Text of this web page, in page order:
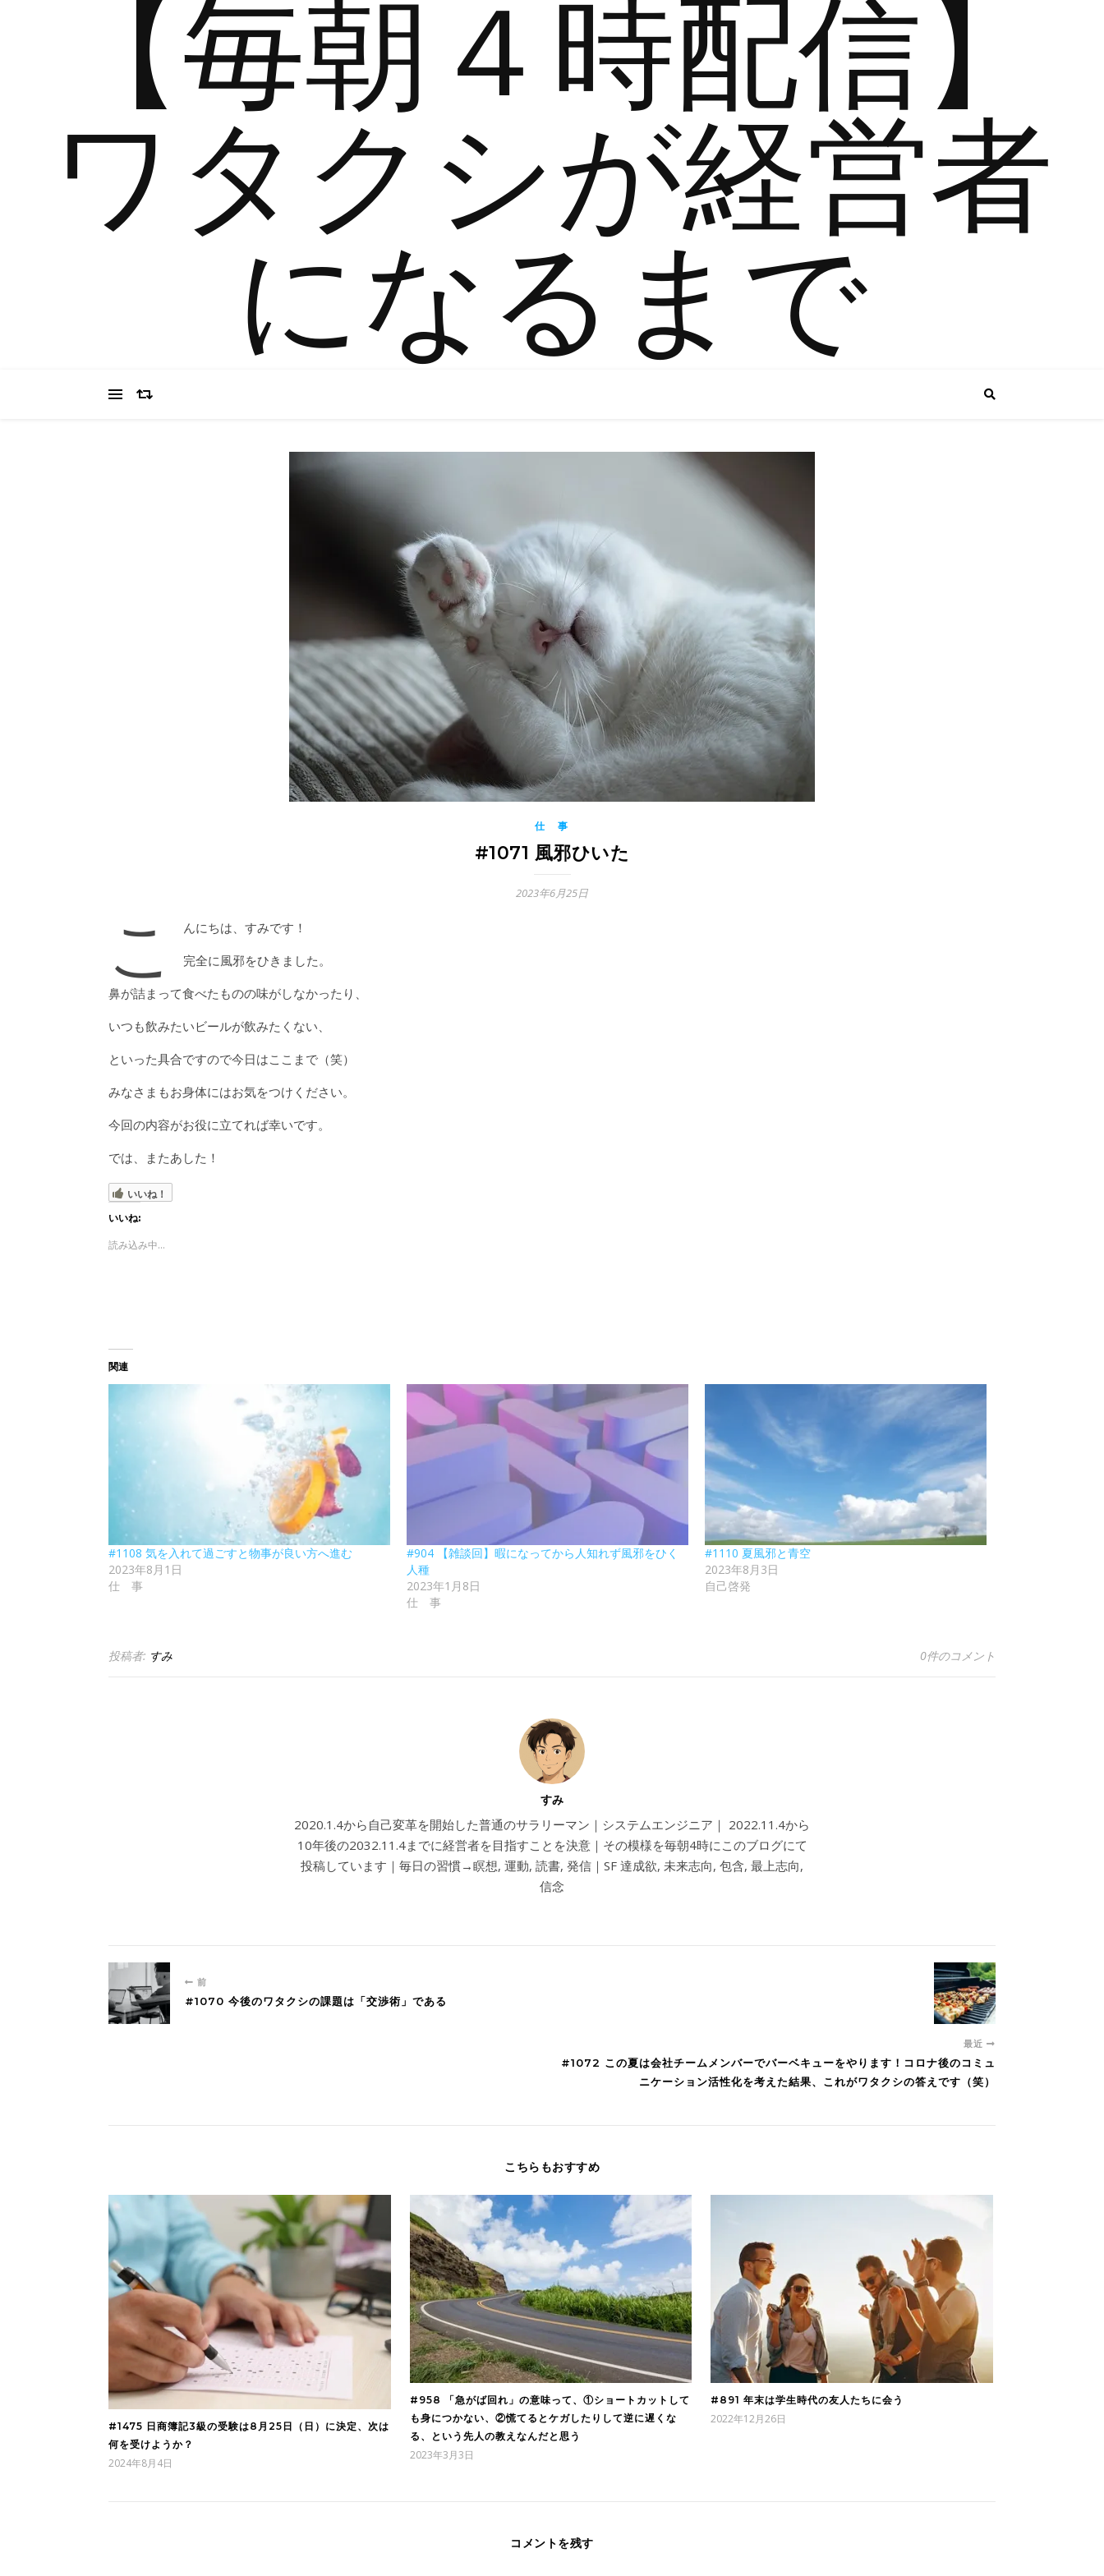
【毎朝４時配信】
ワタクシが経営者
になるまで
仕 事
#1071 風邪ひいた
2023年6月25日
こ
んにちは、すみです！
完全に風邪をひきました。
鼻が詰まって食べたものの味がしなかったり、
いつも飲みたいビールが飲みたくない、
といった具合ですので今日はここまで（笑）
みなさまもお身体にはお気をつけください。
今回の内容がお役に立てれば幸いです。
では、またあした！
いいね！
いいね:
読み込み中...
関連
#1108 気を入れて過ごすと物事が良い方へ進む
2023年8月1日
仕 事
#904 【雑談回】暇になってから人知れず風邪をひく
人種
2023年1月8日
仕 事
#1110 夏風邪と青空
2023年8月3日
自己啓発
投稿者: すみ 0件のコメント
すみ
2020.1.4から自己変革を開始した普通のサラリーマン｜システムエンジニア｜ 2022.11.4から
10年後の2032.11.4までに経営者を目指すことを決意｜その模様を毎朝4時にこのブログにて
投稿しています｜毎日の習慣→瞑想, 運動, 読書, 発信｜SF 達成欲, 未来志向, 包含, 最上志向,
信念
前
#1070 今後のワタクシの課題は「交渉術」である
最近
#1072 この夏は会社チームメンバーでバーベキューをやります！コロナ後のコミュ
ニケーション活性化を考えた結果、これがワタクシの答えです（笑）
こちらもおすすめ
#1475 日商簿記3級の受験は8月25日（日）に決定、次は
何を受けようか？
2024年8月4日
#958 「急がば回れ」の意味って、①ショートカットして
も身につかない、②慌てるとケガしたりして逆に遅くな
る、という先人の教えなんだと思う
2023年3月3日
#891 年末は学生時代の友人たちに会う
2022年12月26日
コメントを残す